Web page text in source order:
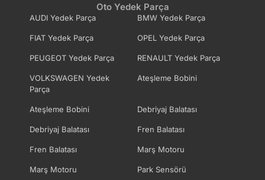
Oto Yedek Parça
AUDI Yedek Parça BMW Yedek Parça
FIAT Yedek Parça OPEL Yedek Parça
PEUGEOT Yedek Parça RENAULT Yedek Parça
VOLKSWAGEN Yedek
Parça
Ateşleme Bobini
Ateşleme Bobini Debriyaj Balatası
Debriyaj Balatası Fren Balatası
Fren Balatası Marş Motoru
Marş Motoru Park Sensörü